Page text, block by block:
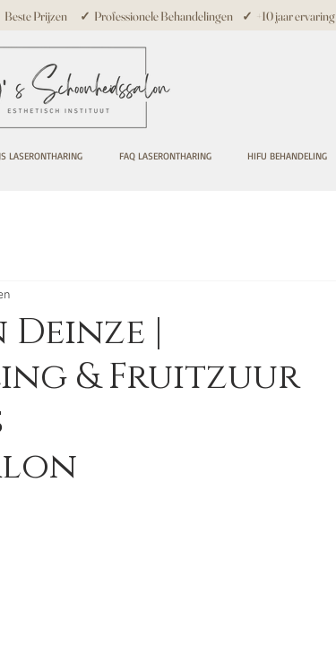
Prijzen ✓ Professionele Behandelingen ✓ +10 jaar ervaring
LASERONTHARING FAQ LASERONTHARING HIFU BEHANDELING
|
& Fruitzuur